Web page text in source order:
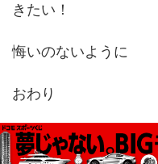
きたい！
悔いのないように
おわり